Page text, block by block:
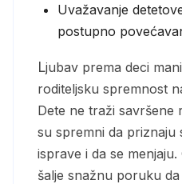
Uvažavanje
postupno
Ljubav prema deci manifestuje se i kroz
roditeljsku spremnost
Dete ne traži savršene
su spremni da priznaju
isprave i da se
šalje snažnu poruku